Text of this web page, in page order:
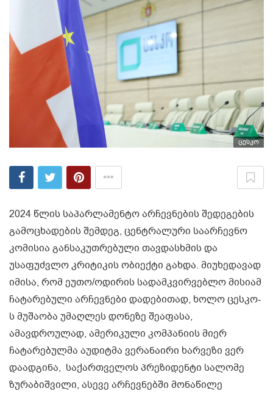
ცესკო
2024 წლის საპარლამენტო არჩევნების შედეგების
გამოცხადების შემდეგ, ცენტრალური საარჩევნო
კომისია განსაკუთრებული თავდასხმის და
უსაფუძვლო კრიტიკის ობიექტი გახდა. მიუხედავად
იმისა, რომ ეუთო/ოდირის სადამკვირვებლო მისიამ
ჩატარებული არჩევნები დადებითად, ხოლო ცესკო-
ს მუშაობა უმაღლეს დონეზე შეაფასა,
ამავდროულად, ამერიკული კომპანიის მიერ
ჩატარებულმა აუდიტმა ვერანაირი ხარვეზი ვერ
დაადგინა, საქართველოს პრეზიდენტი სალომე
ზურაბიშვილი, ასევე არჩევნებში მონაწილე